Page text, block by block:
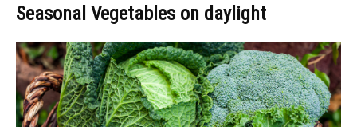
Seasonal Vegetables on daylight